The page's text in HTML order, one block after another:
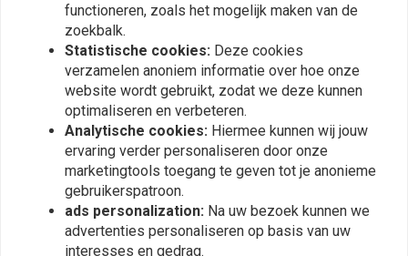
Vergelijkbare producten
functioneren, zoals het mogelijk maken van de
zoekbalk.
Statistische cookies: Deze cookies
verzamelen anoniem informatie over hoe onze
website wordt gebruikt, zodat we deze kunnen
optimaliseren en verbeteren.
Analytische cookies: Hiermee kunnen wij jouw
ervaring verder personaliseren door onze
marketingtools toegang te geven tot je anonieme
gebruikerspatroon.
ads personalization: Na uw bezoek kunnen we
advertenties personaliseren op basis van uw
interesses en gedrag.